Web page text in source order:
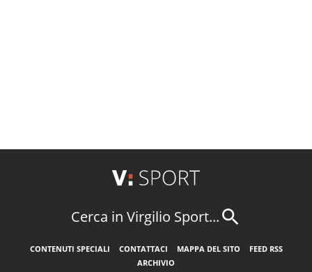
Cerca in Virgilio Sport...
CONTENUTI SPECIALI CONTATTACI MAPPA DEL SITO
FEED RSS
ARCHIVIO